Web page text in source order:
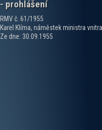
- prohlášení
RMV č. 61/1955
Karel Klíma, náměstek ministra vnitra
Ze dne: 30.09.1955